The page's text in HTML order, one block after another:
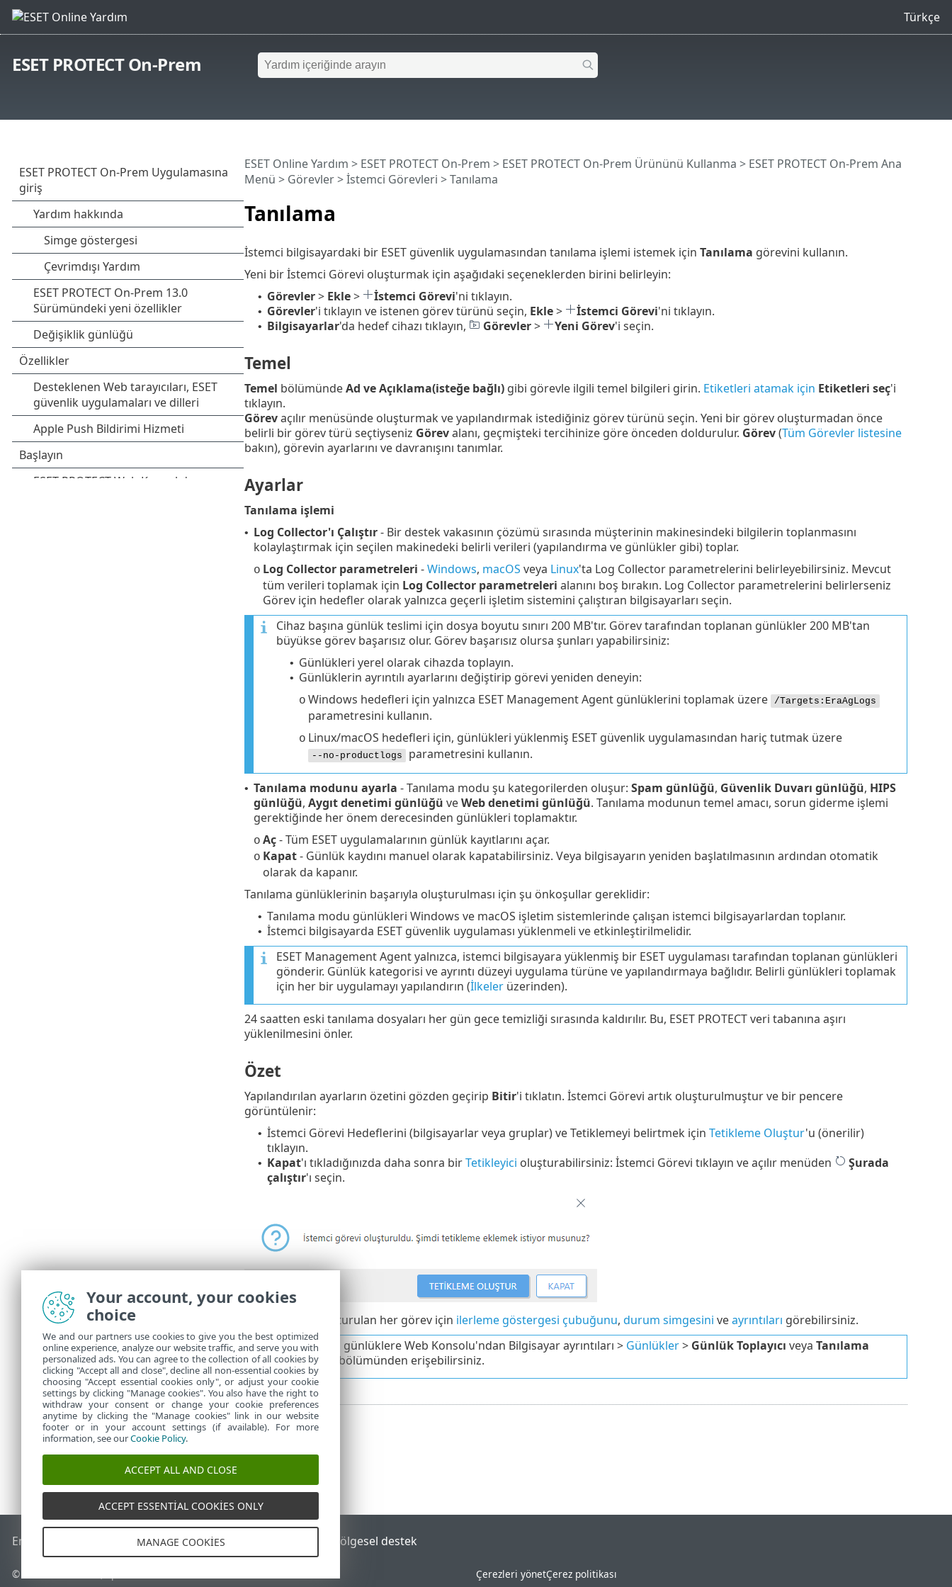
Türkçe
ESET PROTECT On-Prem
Tanılama
ESET Online Yardım > ESET PROTECT On-Prem > ESET PROTECT On-Prem Ürününü Kullanma > ESET PROTECT On-Prem Ana
Menü > Görevler>İstemci Görevleri > Tanılama
İstemci bilgisayardaki bir ESET güvenlik uygulamasından tanılama işlemi istemek için Tanılama görevini kullanın.
Yeni bir İstemci Görevi oluşturmak için aşağıdaki seçeneklerden birini belirleyin:
• Görevler> Ekle> İstemci Görevi'ni tıklayın.
• Görevler'i tıklayın ve istenen görev türünü seçin, Ekle> İstemci Görevi'ni tıklayın.
• Bilgisayarlar'da hedef cihazı tıklayın, Görevler> Yeni Görev'i seçin.
Temel
Temel bölümündeAd ve Açıklama(isteğe bağlı)gibi görevle ilgili temel bilgileri girin. Etiketleri atamak için Etiketleri seç'i
tıklayın.
Görevaçılır menüsünde oluşturmak ve yapılandırmak istediğiniz görev türünü seçin. Yeni bir görev oluşturmadan önce
belirli bir görev türü seçtiyseniz Görevalanı, geçmişteki tercihinize göre önceden doldurulur. Görev(Tüm Görevler listesine
bakın), görevin ayarlarını ve davranışını tanımlar.
Ayarlar
Tanılama işlemi
• Log Collector'ı Çalıştır- Bir destek vakasının çözümü sırasında müşterinin makinesindeki bilgilerin toplanmasını
kolaylaştırmak için seçilen makinedeki belirli verileri (yapılandırma ve günlükler gibi) toplar.
o Log Collector parametreleri -Windows, macOS veya Linux'ta Log Collector parametrelerini belirleyebilirsiniz. Mevcut
tüm verileri toplamak için Log Collector parametreleri alanını boş bırakın. Log Collector parametrelerini belirlerseniz
Görev için hedefler olarak yalnızca geçerli işletim sistemini çalıştıran bilgisayarları seçin.
Cihaz başına günlük teslimi için dosya boyutu sınırı 200 MB'tır. Görev tarafından toplanan günlükler 200 MB'tan
büyükse görev başarısız olur. Görev başarısız olursa şunları yapabilirsiniz:
• Günlükleri yerel olarak cihazda toplayın.
• Günlüklerin ayrıntılı ayarlarını değiştirip görevi yeniden deneyin:
o Windows hedefleri için yalnızca ESET Management Agent günlüklerini toplamak üzere /Targets:EraAgLogs
parametresini kullanın.
o Linux/macOS hedefleri için, günlükleri yüklenmiş ESET güvenlik uygulamasından hariç tutmak üzere
--no-productlogs parametresini kullanın.
• Tanılama modunu ayarla - Tanılama modu şu kategorilerden oluşur: Spam günlüğü, Güvenlik Duvarı günlüğü, HIPS
günlüğü, Aygıt denetimi günlüğü veWeb denetimi günlüğü. Tanılama modunun temel amacı, sorun giderme işlemi
gerektiğinde her önem derecesinden günlükleri toplamaktır.
o Aç- Tüm ESET uygulamalarının günlük kayıtlarını açar.
o Kapat- Günlük kaydını manuel olarak kapatabilirsiniz. Veya bilgisayarın yeniden başlatılmasının ardından otomatik
olarak da kapanır.
Tanılama günlüklerinin başarıyla oluşturulması için şu önkoşullar gereklidir:
• Tanılama modu günlükleri Windows ve macOS işletim sistemlerinde çalışan istemci bilgisayarlardan toplanır.
• İstemci bilgisayarda ESET güvenlik uygulaması yüklenmeli ve etkinleştirilmelidir.
ESET Management Agent yalnızca, istemci bilgisayara yüklenmiş bir ESET uygulaması tarafından toplanan günlükleri
gönderir. Günlük kategorisi ve ayrıntı düzeyi uygulama türüne ve yapılandırmaya bağlıdır. Belirli günlükleri toplamak
için her bir uygulamayı yapılandırın (İlkelerüzerinden).
24 saatten eski tanılama dosyaları her gün gece temizliği sırasında kaldırılır. Bu, ESET PROTECT veri tabanına aşırı
yüklenilmesini önler.
Özet
Yapılandırılan ayarların özetini gözden geçirip Bitir'i tıklatın. İstemci Görevi artık oluşturulmuştur ve bir pencere
görüntülenir:
• İstemci Görevi Hedeflerini (bilgisayarlar veya gruplar) ve Tetiklemeyi belirtmek için Tetikleme Oluştur'u (önerilir)
tıklayın.
• Kapat'ı tıkladığınızda daha sonra birTetikleyici oluşturabilirsiniz: İstemci Görevi tıklayın ve açılır menüden
Şurada
çalıştır'ı seçin.
, oluşturulan her görev için ilerleme göstergesi çubuğunu, durum simgesini veayrıntıları görebilirsiniz.
Oluşturulan günlüklere Web Konsolu'ndan Bilgisayar ayrıntıları > Günlükler> Günlük Toplayıcı veya Tanılama
günlükleri
bölümünden erişebilirsiniz.
End of Life ESET Bilgi BankasıESET Forumu Bölgesel destek
© 1992 - 2026 ESET, spol. s r.o. - Tüm hakları saklıdır. Çerezleri yönetÇerez politikası
Your account, your cookies
choice
We and our partners use cookies to give you the best optimized
online experience, analyze our website traffic, and serve you with
personalized ads. You can agree to the collection of all cookies by
clicking "Accept all and close", decline all non-essential cookies by
choosing "Accept essential cookies only", or adjust your cookie
settings by clicking "Manage cookies". You also have the right to
withdraw your consent or change your cookie preferences
anytime by clicking the "Manage cookies" link in our website
footer or in your account settings (if available). For more
information, see ourCookie Policy.
ACCEPT ALL AND CLOSE
ACCEPT ESSENTIAL COOKIES ONLY
MANAGE COOKIES